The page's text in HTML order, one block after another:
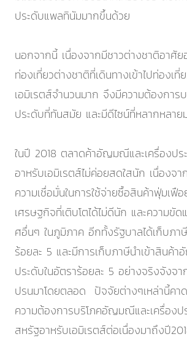
ประดับแพลทินัมมากขึ้นด้วย
นอกจากนี้ เนื่องจากมีชาวต่างชาติอาศัย
ท่องเที่ยวต่างชาติที่เดินทางเข้าไปท่องเที่
เอมิเรตส์จำนวนมาก จึงมีความต้องการ
ประดับที่ทันสมัย และมีดีไซน์ที่หลากหลาย
ในปี 2018 ตลาดค้าอัญมณีและเครื่องปร
อาหรับเอมิเรตส์ไม่ค่อยสดใสนัก เนื่องจ
ความเชื่อมั่นในการใช้จ่ายซื้อสินค้าฟุ่มเฟื
เศรษฐกิจที่เติบโตได้ไม่ดีนัก และความขัด
ศอื่นๆ ในภูมิภาค อีกทั้งรัฐบาลได้เก็บภา
ร้อยละ 5 และมีการเก็บภาษีนำเข้าสินค้
ประดับในอัตราร้อยละ 5 อย่างจริงจังจา
ปรนมาโดยตลอด ปัจจัยต่างๆเหล่านี้คา
ความต้องการบริโภคอัญมณีและเครื่องป
สหรัฐอาหรับเอมิเรตส์ต่อเนื่องมาถึงปี